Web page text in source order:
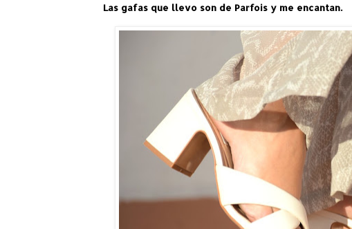
Las gafas que llevo son de Parfois y me encantan.